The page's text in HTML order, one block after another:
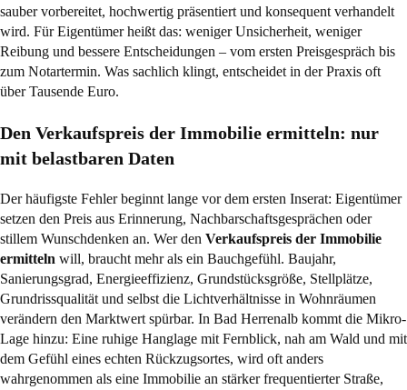
sauber vorbereitet, hochwertig präsentiert und konsequent verhandelt
wird. Für Eigentümer heißt das: weniger Unsicherheit, weniger
Reibung und bessere Entscheidungen – vom ersten Preisgespräch bis
zum Notartermin. Was sachlich klingt, entscheidet in der Praxis oft
über Tausende Euro.
Den Verkaufspreis der Immobilie ermitteln: nur
mit belastbaren Daten
Der häufigste Fehler beginnt lange vor dem ersten Inserat: Eigentümer
setzen den Preis aus Erinnerung, Nachbarschaftsgesprächen oder
stillem Wunschdenken an. Wer den Verkaufspreis der Immobilie
ermitteln will, braucht mehr als ein Bauchgefühl. Baujahr,
Sanierungsgrad, Energieeffizienz, Grundstücksgröße, Stellplätze,
Grundrissqualität und selbst die Lichtverhältnisse in Wohnräumen
verändern den Marktwert spürbar. In Bad Herrenalb kommt die Mikro-
Lage hinzu: Eine ruhige Hanglage mit Fernblick, nah am Wald und mit
dem Gefühl eines echten Rückzugsortes, wird oft anders
wahrgenommen als eine Immobilie an stärker frequentierter Straße,